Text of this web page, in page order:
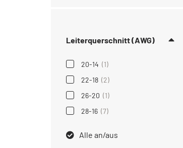
Leiterquerschnitt (AWG)
20-14 (1)
22-18 (2)
26-20 (1)
28-16 (7)
Alle an/aus